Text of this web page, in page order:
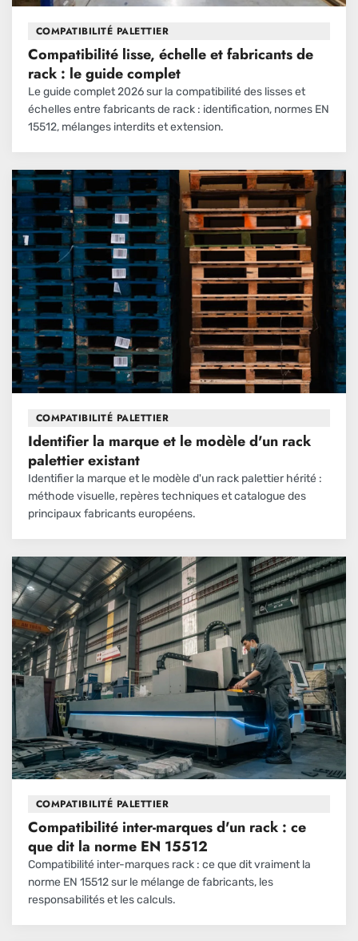
COMPATIBILITÉ PALETTIER
Compatibilité lisse, échelle et fabricants de
rack : le guide complet
Le guide complet 2026 sur la compatibilité des lisses et
échelles entre fabricants de rack : identification, normes EN
15512, mélanges interdits et extension.
COMPATIBILITÉ PALETTIER
Identifier la marque et le modèle d'un rack
palettier existant
Identifier la marque et le modèle d'un rack palettier hérité :
méthode visuelle, repères techniques et catalogue des
principaux fabricants européens.
COMPATIBILITÉ PALETTIER
Compatibilité inter-marques d'un rack : ce
que dit la norme EN 15512
Compatibilité inter-marques rack : ce que dit vraiment la
norme EN 15512 sur le mélange de fabricants, les
responsabilités et les calculs.